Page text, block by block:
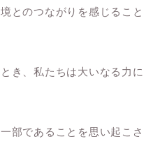
とのつながりを感じること
き、私たちは大いなる力に
部であることを思い起こさ